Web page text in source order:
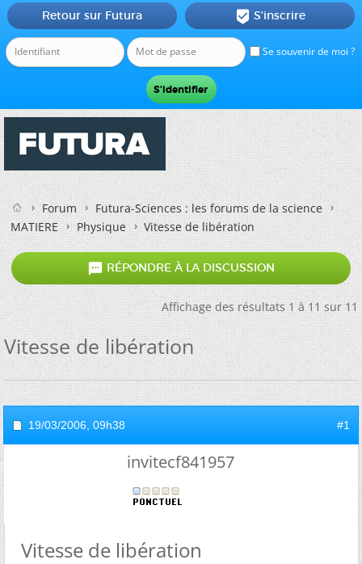
Se souvenir de moi ?
Retour sur Futura  S'inscrire
Forum
Futura-Sciences : les forums de la science
MATIERE
Physique Vitesse de libération
 RÉPONDRE À LA DISCUSSION
Affichage des résultats 1 à 11 sur 11
Vitesse de libération
19/03/2006, 09h38 #1
invitecf841957
Vitesse de libération